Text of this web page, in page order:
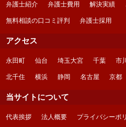
弁護士紹介 弁護士費用 解決実績
無料相談の口コミ評判 弁護士採用
アクセス
永田町 仙台 埼玉大宮 千葉 市川
北千住 横浜 静岡 名古屋 京都
当サイトについて
代表挨拶 法人概要 プライバシーポ